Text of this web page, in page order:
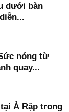
dưới bàn
nóng từ
quay...
Ả Rập trong